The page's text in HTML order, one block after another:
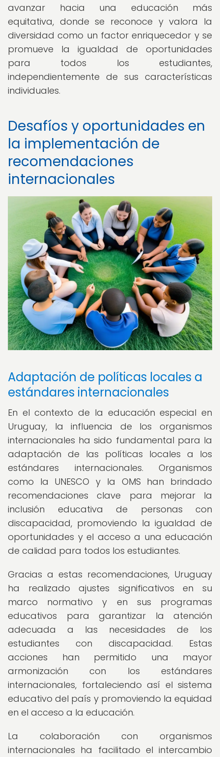
avanzar hacia una educación más
equitativa, donde se reconoce y valora la
diversidad como un factor enriquecedor y se
promueve la igualdad de oportunidades
para todos los estudiantes,
independientemente de sus características
individuales.
Desafíos y oportunidades en
la implementación de
recomendaciones
internacionales
Adaptación de políticas locales a
estándares internacionales
En el contexto de la educación especial en
Uruguay, la influencia de los organismos
internacionales ha sido fundamental para la
adaptación de las políticas locales a los
estándares internacionales. Organismos
como la UNESCO y la OMS han brindado
recomendaciones clave para mejorar la
inclusión educativa de personas con
discapacidad, promoviendo la igualdad de
oportunidades y el acceso a una educación
de calidad para todos los estudiantes.
Gracias a estas recomendaciones, Uruguay
ha realizado ajustes significativos en su
marco normativo y en sus programas
educativos para garantizar la atención
adecuada a las necesidades de los
estudiantes con discapacidad. Estas
acciones han permitido una mayor
armonización con los estándares
internacionales, fortaleciendo así el sistema
educativo del país y promoviendo la equidad
en el acceso a la educación.
La colaboración con organismos
internacionales ha facilitado el intercambio